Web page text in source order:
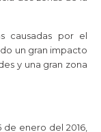
causadas por el
un gran impacto
y una gran zona
enero del 2016,